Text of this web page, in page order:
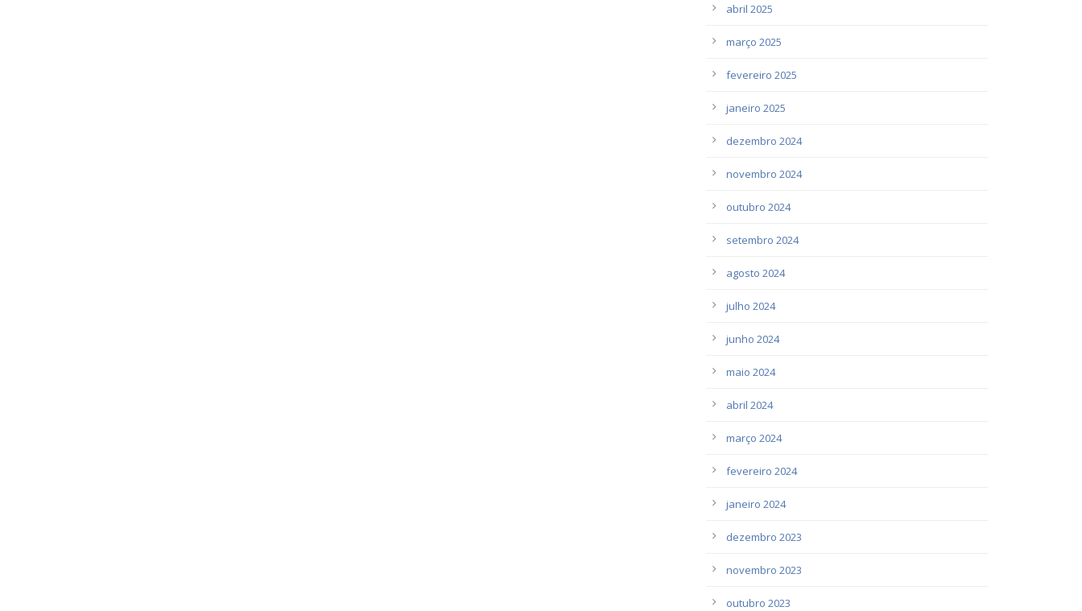
abril 2025
março 2025
fevereiro 2025
janeiro 2025
dezembro 2024
novembro 2024
outubro 2024
setembro 2024
agosto 2024
julho 2024
junho 2024
maio 2024
abril 2024
março 2024
fevereiro 2024
janeiro 2024
dezembro 2023
novembro 2023
outubro 2023